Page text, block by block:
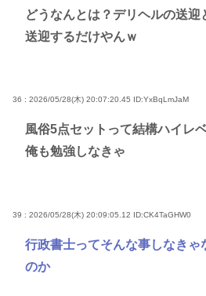
どうなんとは？デリヘルの送迎
送迎するだけやんｗ
36 : 2026/05/28(木) 20:07:20.45 ID:YxBqLmJaM
風俗5点セットって結構ハイレ
俺も勉強しなきゃ
39 : 2026/05/28(木) 20:09:05.12 ID:CK4TaGHW0
行政書士ってそんな事しなきゃ
のか